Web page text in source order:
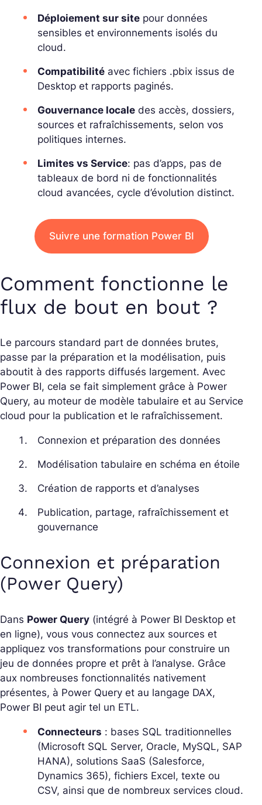
Déploiement sur site pour données
sensibles et environnements isolés du
cloud.
Compatibilité avec fichiers .pbix issus de
Desktop et rapports paginés.
Gouvernance locale des accès, dossiers,
sources et rafraîchissements, selon vos
politiques internes.
Limites vs Service: pas d’apps, pas de
tableaux de bord ni de fonctionnalités
cloud avancées, cycle d’évolution distinct.
Suivre une formation Power BI
Comment fonctionne le
flux de bout en bout ?
Le parcours standard part de données brutes,
passe par la préparation et la modélisation, puis
aboutit à des rapports diffusés largement. Avec
Power BI, cela se fait simplement grâce à Power
Query, au moteur de modèle tabulaire et au Service
cloud pour la publication et le rafraîchissement.
Connexion et préparation des données
Modélisation tabulaire en schéma en étoile
Création de rapports et d’analyses
Publication, partage, rafraîchissement et
gouvernance
Connexion et préparation
(Power Query)
Dans Power Query (intégré à Power BI Desktop et
en ligne), vous vous connectez aux sources et
appliquez vos transformations pour construire un
jeu de données propre et prêt à l’analyse. Grâce
aux nombreuses fonctionnalités nativement
présentes, à Power Query et au langage DAX,
Power BI peut agir tel un ETL.
Connecteurs : bases SQL traditionnelles
(Microsoft SQL Server, Oracle, MySQL, SAP
HANA), solutions SaaS (Salesforce,
Dynamics 365), fichiers Excel, texte ou
CSV, ainsi que de nombreux services cloud.